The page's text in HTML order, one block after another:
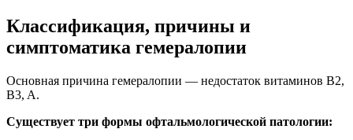
Классификация, причины и
симптоматика гемералопии
Основная причина гемералопии — недостаток витаминов B2,
B3, A.
Существует три формы офтальмологической патологии: